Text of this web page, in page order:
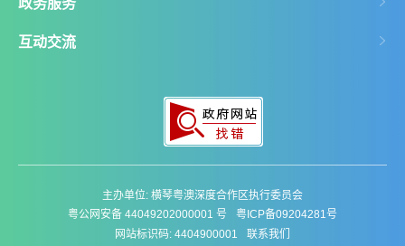
互动交流
主办单位: 横琴粤澳深度合作区执行委员会
粤公网安备 44049202000001 号
粤ICP备09204281号
网站标识码: 4404900001
联系我们